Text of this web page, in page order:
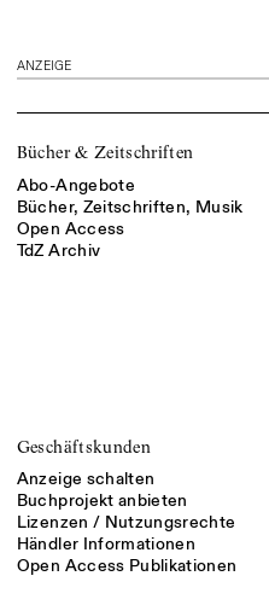
ANZEIGE
Bücher & Zeitschriften
Abo-Angebote
Bücher, Zeitschriften, Musik
Open Access
TdZ Archiv
Geschäftskunden
Anzeige schalten
Buchprojekt anbieten
Lizenzen / Nutzungsrechte
Händler Informationen
Open Access Publikationen